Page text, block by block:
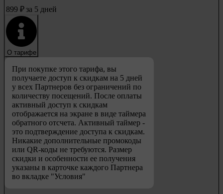
899 ₽ за 5 дней
О тарифе
При покупке этого тарифа, вы
получаете доступ к скидкам на 5 дней
у всех Партнеров без ограничений по
количеству посещений. После оплаты
активный доступ к скидкам
отображается на экране в виде таймера
обратного отсчета. Активный таймер -
это подтверждение доступа к скидкам.
Никакие дополнительные промокоды
или QR-коды не требуются. Размер
скидки и особенности ее получения
указаны в карточке каждого Партнера
во вкладке "Условия"